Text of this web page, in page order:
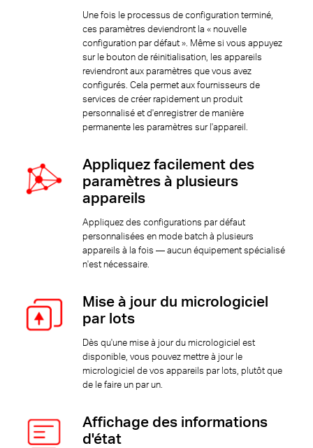
Une fois le processus de configuration terminé,
ces paramètres deviendront la « nouvelle
configuration par défaut ». Même si vous appuyez
sur le bouton de réinitialisation, les appareils
reviendront aux paramètres que vous avez
configurés. Cela permet aux fournisseurs de
services de créer rapidement un produit
personnalisé et d'enregistrer de manière
permanente les paramètres sur l'appareil.
Appliquez facilement des
paramètres à plusieurs
appareils
Appliquez des configurations par défaut
personnalisées en mode batch à plusieurs
appareils à la fois — aucun équipement spécialisé
n'est nécessaire.
Mise à jour du micrologiciel
par lots
Dès qu'une mise à jour du micrologiciel est
disponible, vous pouvez mettre à jour le
micrologiciel de vos appareils par lots, plutôt que
de le faire un par un.
Affichage des informations
d'état